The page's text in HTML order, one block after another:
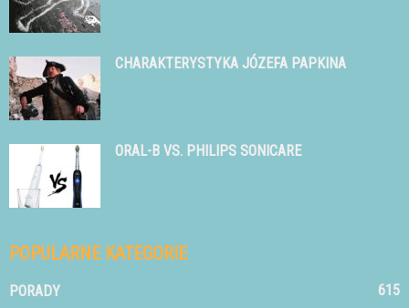
CHARAKTERYSTYKA JÓZEFA PAPKINA
ORAL-B VS. PHILIPS SONICARE
POPULARNE KATEGORIE
PORADY
615